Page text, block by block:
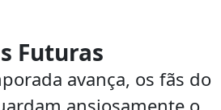
Futuras
avança, os fãs do